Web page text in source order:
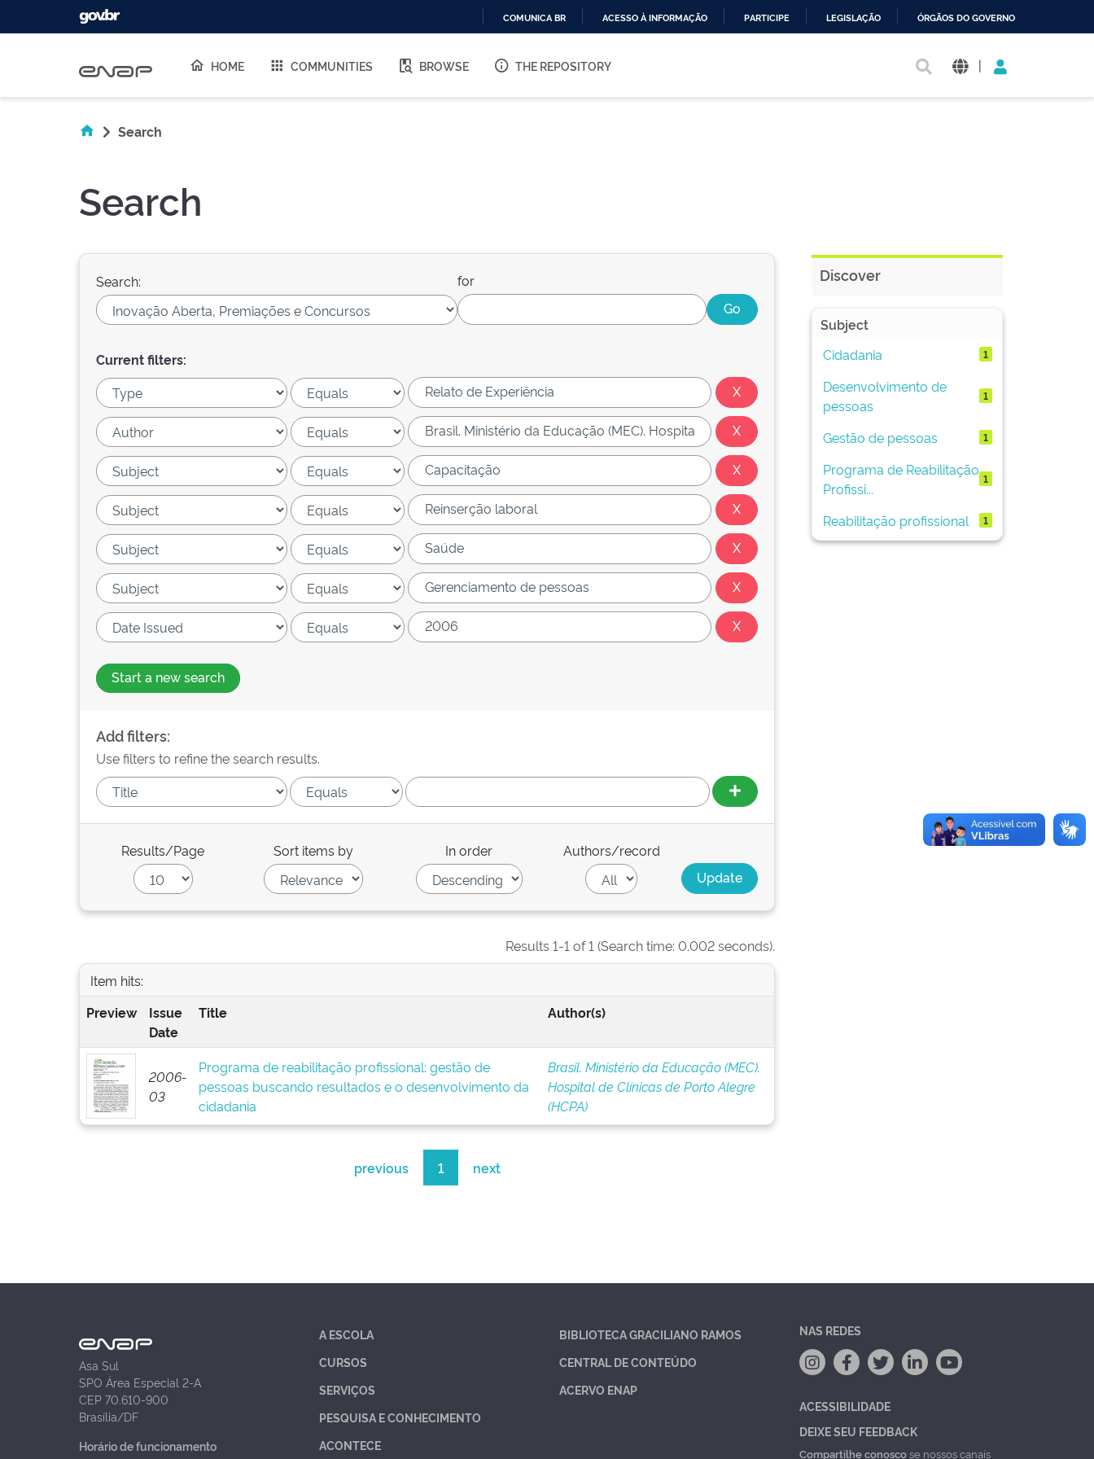
O
COMUNICA BR ACESSO À INFORMAÇÃO PARTICIPE LEGISLAÇÃO ÓRGÃOS DO GOVERNO
HOME COMMUNITIES BROWSE THE REPOSITORY |
Search
Search
Search: for
Current filters:
Start a new search
Add filters:
Use filters to refine the search results.
Results/Page Sort items by In order Authors/record
Results 1-1 of 1 (Search time: 0.002 seconds).
Item hits:
Preview
Issue
Date
Title Author(s)
2006-
03
Programa de reabilitação profissional: gestão de
pessoas buscando resultados e o desenvolvimento da
cidadania
Brasil. Ministério da Educação (MEC).
Hospital de Clínicas de Porto Alegre
(HCPA)
previous 1 next
Discover
Subject
Cidadania
1
Desenvolvimento de
pessoas
1
Gestão de pessoas 1
Programa de Reabilitação
Profissi...
1
Reabilitação profissional 1
Asa Sul
SPO Área Especial 2-A
CEP 70.610-900
Brasília/DF
Horário de funcionamento
A ESCOLA
CURSOS
SERVIÇOS
PESQUISA E CONHECIMENTO
ACONTECE
BIBLIOTECA GRACILIANO RAMOS
CENTRAL DE CONTEÚDO
ACERVO ENAP
NAS REDES
ACESSIBILIDADE
DEIXE SEU FEEDBACK
Compartilhe conoscose nossos canais